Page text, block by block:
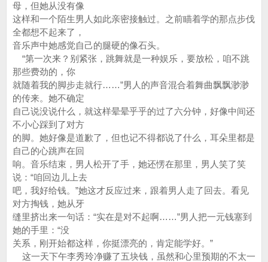
母，但她从没有像
这样和一个陌生男人如此亲密接触过。之前瞄着学的那点步伐
全都想不起来了，
音乐声中她感觉自己的腿硬的像石头。
“第一次来？别紧张，跳舞就是一种娱乐，要放松，咱不跳
那些费劲的，你
就随着我的脚步走就行……”男人的声音混合着舞曲飘飘渺渺
的传来。她不确定
自己说没说什么，就这样晕晕乎乎的过了六分钟，好像中间还
不小心踩到了对方
的脚。她好像是道歉了，但也记不得都说了什么，耳朵里都是
自己的心跳声在回
响。音乐结束，男人松开了手，她还愣在那里，男人笑了笑
说：“咱回边儿上去
吧，我好给钱。”她这才反应过来，跟着男人走了回去。看见
对方掏钱，她从牙
缝里挤出来一句话：“实在是对不起啊……”男人把一元钱塞到
她的手里：“没
关系，刚开始都这样，你挺漂亮的，肯定能学好。”
这一天下午李秀玲净赚了五块钱，虽然和心里预期的不太一